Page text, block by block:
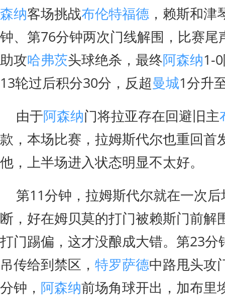
森纳客场挑战布伦特福德 ，赖斯和
钟、第76分钟两次门线解围，比赛尾
助攻哈弗茨头球绝杀，最终阿森纳1-
13轮过后积分30分，反超曼城1分升
由于阿森纳门将拉亚存在回避旧主
款，本场比赛，拉姆斯代尔也重回首
他，上半场进入状态明显不太好。
第11分钟，拉姆斯代尔就在一次
断，好在姆贝莫的打门被赖斯门前解
打门踢偏，这才没酿成大错。第23分
吊传给到禁区， 特罗萨德中路甩头攻
分钟， 阿森纳前场角球开出，加布里